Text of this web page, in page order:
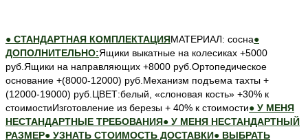
выбрать
на
странице
товара.
● СТАНДАРТНАЯ КОМПЛЕКТАЦИЯМАТЕРИАЛ: сосна●
ДОПОЛНИТЕЛЬНО:Ящики выкатные на колесиках +5000
руб.Ящики на направляющих +8000 руб.Ортопедическое
основание +(8000-12000) руб.Механизм подъема тахты +
(12000-19000) руб.ЦВЕТ:белый, «слоновая кость» +30% к
стоимостиИзготовление из березы + 40% к стоимости● У МЕНЯ
НЕСТАНДАРТНЫЕ ТРЕБОВАНИЯ● У МЕНЯ НЕСТАНДАРТНЫЙ
РАЗМЕР● УЗНАТЬ СТОИМОСТЬ ДОСТАВКИ● ВЫБРАТЬ